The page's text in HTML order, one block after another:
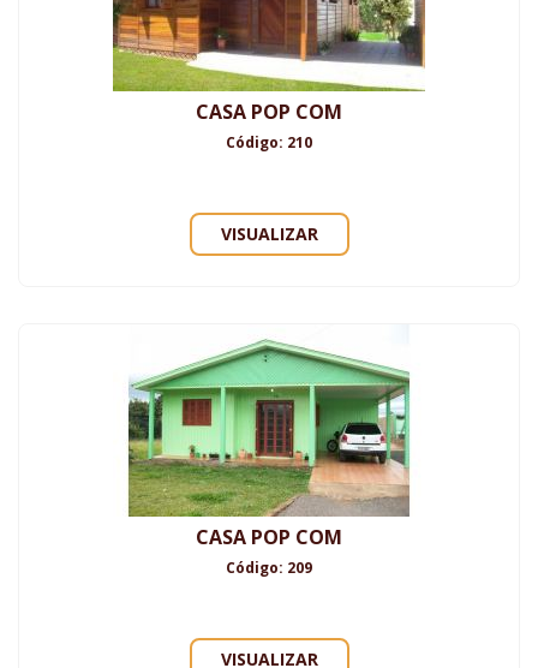
CASA POP COM
Código: 210
VISUALIZAR
CASA POP COM
Código: 209
VISUALIZAR